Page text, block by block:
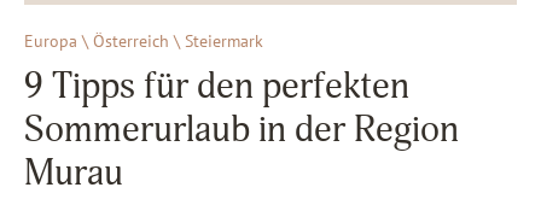
Europa \ Österreich \ Steiermark
9 Tipps für den perfekten
Sommerurlaub in der Region
Murau